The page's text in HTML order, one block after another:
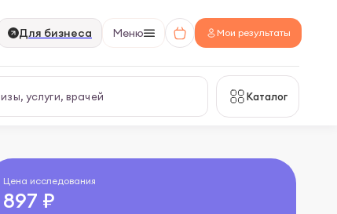
Для бизнеса Меню Мои результаты
Каталог
Цена исследования
897 ₽